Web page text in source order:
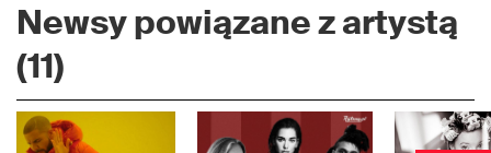
Newsy powiązane z artystą
(11)